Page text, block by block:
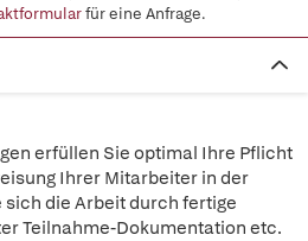
für eine Anfrage.
erfüllen Sie optimal Ihre Pflicht
Ihrer Mitarbeiter in der
die Arbeit durch fertige
Teilnahme-Dokumentation etc.